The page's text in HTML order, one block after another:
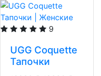
9
UGG Coquette
Тапочки